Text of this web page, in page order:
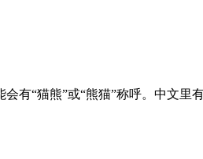
有“猫熊”或“熊猫”称呼。中文